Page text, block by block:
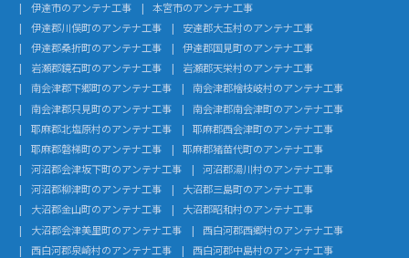
伊達市のアンテナ工事
本宮市のアンテナ工事
伊達郡川俣町のアンテナ工事
安達郡大玉村のアンテナ工事
伊達郡桑折町のアンテナ工事
伊達郡国見町のアンテナ工事
岩瀬郡鏡石町のアンテナ工事
岩瀬郡天栄村のアンテナ工事
南会津郡下郷町のアンテナ工事
南会津郡檜枝岐村のアンテナ工事
南会津郡只見町のアンテナ工事
南会津郡南会津町のアンテナ工事
耶麻郡北塩原村のアンテナ工事
耶麻郡西会津町のアンテナ工事
耶麻郡磐梯町のアンテナ工事
耶麻郡猪苗代町のアンテナ工事
河沼郡会津坂下町のアンテナ工事
河沼郡湯川村のアンテナ工事
河沼郡柳津町のアンテナ工事
大沼郡三島町のアンテナ工事
大沼郡金山町のアンテナ工事
大沼郡昭和村のアンテナ工事
大沼郡会津美里町のアンテナ工事
西白河郡西郷村のアンテナ工事
西白河郡泉崎村のアンテナ工事
西白河郡中島村のアンテナ工事